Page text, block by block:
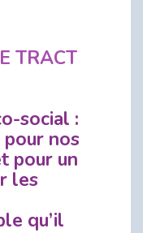
TRACT
social :
nos
pour un
les
qu’il